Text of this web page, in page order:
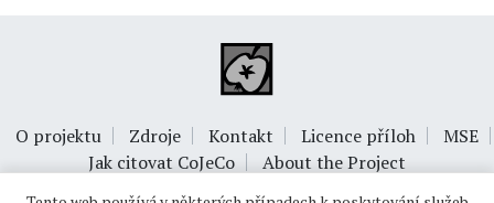
O projektu Zdroje Kontakt Licence příloh
MSE
Jak citovat CoJeCo
About the Project